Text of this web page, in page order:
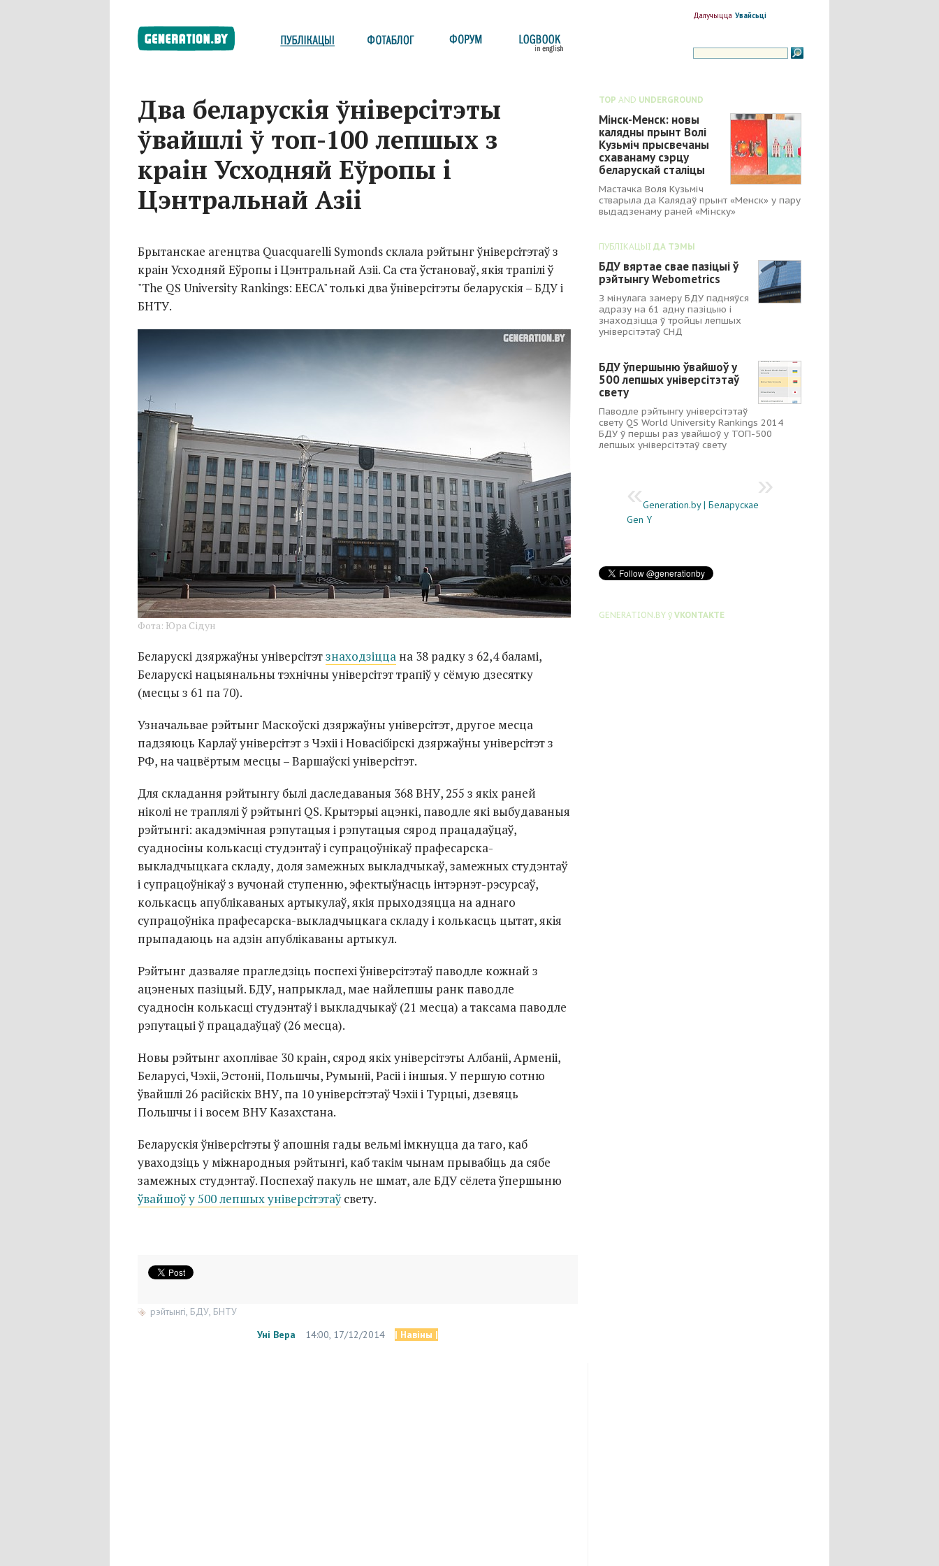
Далучыцца Увайсьці
Два беларускія ўніверсітэты
ўвайшлі ў топ-100 лепшых з
краін Усходняй Еўропы і
Цэнтральнай Азіі
Брытанскае агенцтва Quacquarelli Symonds склала рэйтынг ўніверсітэтаў з
краін Усходняй Еўропы і Цэнтральнай Азіі. Са ста ўстановаў, якія трапілі ў
"The QS University Rankings: EECA" толькі два ўніверсітэты беларускія – БДУ і
БНТУ.
Фота: Юра Сідун
Беларускі дзяржаўны універсітэтзнаходзіцца на 38 радку з 62,4 баламі,
Беларускі нацыянальны тэхнічны універсітэт трапіў у сёмую дзесятку
(месцы з 61 па 70).
Узначальвае рэйтынг Маскоўскі дзяржаўны універсітэт, другое месца
падзяюць Карлаў універсітэт з Чэхіі і Новасібірскі дзяржаўны універсітэт з
РФ, на чацвёртым месцы – Варшаўскі універсітэт.
Для складання рэйтынгу былі даследаваныя 368 ВНУ, 255 з якіх раней
ніколі не траплялі ў рэйтынгі QS. Крытэрыі ацэнкі, паводле які выбудаваныя
рэйтынгі: акадэмічная рэпутацыя і рэпутацыя сярод працадаўцаў,
суадносіны колькасці студэнтаў і супрацоўнікаў прафесарска-
выкладчыцкага складу, доля замежных выкладчыкаў, замежных студэнтаў
і супрацоўнікаў з вучонай ступенню, эфектыўнасць інтэрнэт-рэсурсаў,
колькасць апублікаваных артыкулаў, якія прыходзяцца на аднаго
супрацоўніка прафесарска-выкладчыцкага складу і колькасць цытат, якiя
прыпадаюць на адзін апублікаваны артыкул.
Рэйтынг дазваляе прагледзіць поспехі ўніверсітэтаў паводле кожнай з
ацэненых пазіцый. БДУ, напрыклад, мае найлепшы ранк паводле
суадносін колькасці студэнтаў і выкладчыкаў (21 месца) а таксама паводле
рэпутацыі ў працадаўцаў (26 месца).
Новы рэйтынг ахоплівае 30 краін, сярод якіх універсітэты Албаніі, Арменіі,
Беларусі, Чэхіі, Эстоніі, Польшчы, Румыніі, Расіі і іншыя. У першую сотню
ўвайшлі 26 расійскіх ВНУ, па 10 універсітэтаў Чэхіі і Турцыі, дзевяць
Польшчы і і восем ВНУ Казахстана.
Беларускія ўніверсітэты ў апошнія гады вельмі імкнуцца да таго, каб
уваходзіць у міжнародныя рэйтынгі, каб такім чынам прывабіць да сябе
замежных студэнтаў. Поспехаў пакуль не шмат, але БДУ сёлета ўпершыню
ўвайшоў у 500 лепшых універсітэтаўсвету.
рэйтынгі БДУ БНТУ
Уні Вера
14:00, 17/12/2014 | Навіны |
TOP AND UNDERGROUND
Мінск-Менск: новы
калядны прынт Волі
Кузьміч прысвечаны
схаванаму сэрцу
беларускай сталіцы
Мастачка Воля Кузьміч
стварыла да Калядаў прынт «Менск» у пару
выдадзенаму раней «Мінску»
ПУБЛІКАЦЫІ ДА ТЭМЫ
БДУ вяртае свае пазіцыі ў
рэйтынгу Webometrics
З мінулага замеру БДУ падняўся
адразу на 61 адну пазіцыю і
знаходзіцца ў тройцы лепшых
універсітэтаў СНД
БДУ ўпершыню ўвайшоў у
500 лепшых універсітэтаў
свету
Паводле рэйтынгу універсітэтаў
свету QS World University Rankings 2014
БДУ ў першы раз увайшоў у ТОП-500
лепшых універсітэтаў свету
Generation.by | Беларускае
Gen Y
GENERATION.BY ў VKONTAKTE